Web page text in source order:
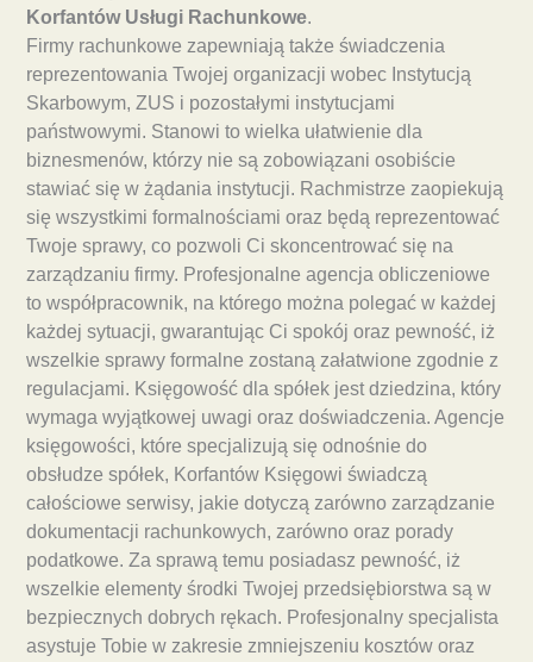
Korfantów Usługi Rachunkowe.
Firmy rachunkowe zapewniają także świadczenia
reprezentowania Twojej organizacji wobec Instytucją
Skarbowym, ZUS i pozostałymi instytucjami
państwowymi. Stanowi to wielka ułatwienie dla
biznesmenów, którzy nie są zobowiązani osobiście
stawiać się w żądania instytucji. Rachmistrze zaopiekują
się wszystkimi formalnościami oraz będą reprezentować
Twoje sprawy, co pozwoli Ci skoncentrować się na
zarządzaniu firmy. Profesjonalne agencja obliczeniowe
to współpracownik, na którego można polegać w każdej
każdej sytuacji, gwarantując Ci spokój oraz pewność, iż
wszelkie sprawy formalne zostaną załatwione zgodnie z
regulacjami. Księgowość dla spółek jest dziedzina, który
wymaga wyjątkowej uwagi oraz doświadczenia. Agencje
księgowości, które specjalizują się odnośnie do
obsłudze spółek, Korfantów Księgowi świadczą
całościowe serwisy, jakie dotyczą zarówno zarządzanie
dokumentacji rachunkowych, zarówno oraz porady
podatkowe. Za sprawą temu posiadasz pewność, iż
wszelkie elementy środki Twojej przedsiębiorstwa są w
bezpiecznych dobrych rękach. Profesjonalny specjalista
asystuje Tobie w zakresie zmniejszeniu kosztów oraz